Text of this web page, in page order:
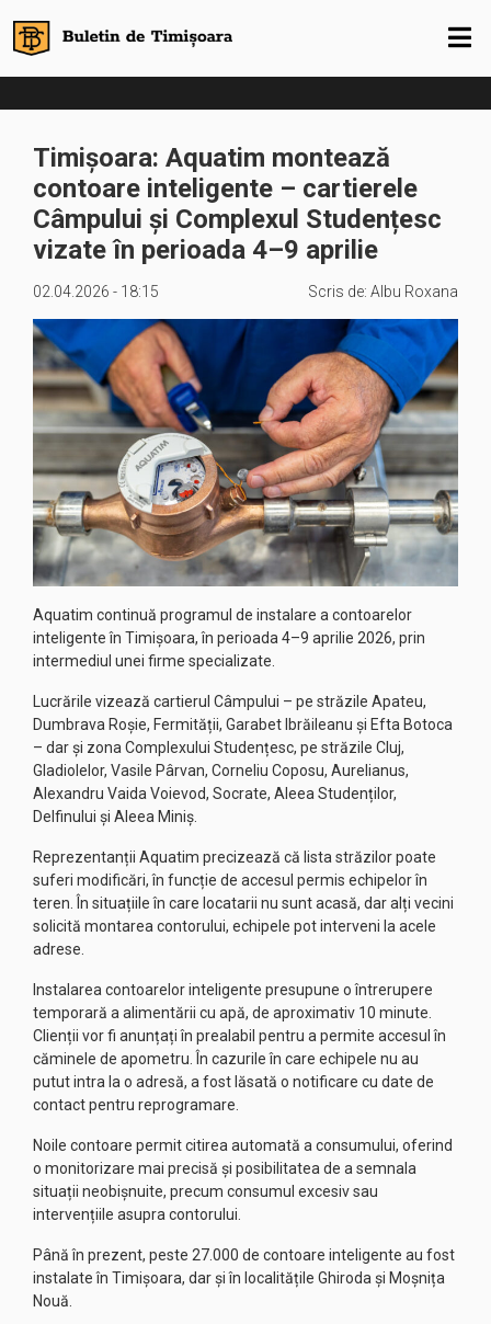
Timișoara: Aquatim montează
contoare inteligente – cartierele
Câmpului și Complexul Studențesc
vizate în perioada 4–9 aprilie
02.04.2026 - 18:15 Scris de: Albu Roxana
Aquatim continuă programul de instalare a contoarelor
inteligente în Timișoara, în perioada 4–9 aprilie 2026, prin
intermediul unei firme specializate.
Lucrările vizează cartierul Câmpului – pe străzile Apateu,
Dumbrava Roșie, Fermității, Garabet Ibrăileanu și Efta Botoca
– dar și zona Complexului Studențesc, pe străzile Cluj,
Gladiolelor, Vasile Pârvan, Corneliu Coposu, Aurelianus,
Alexandru Vaida Voievod, Socrate, Aleea Studenților,
Delfinului și Aleea Miniș.
Reprezentanții Aquatim precizează că lista străzilor poate
suferi modificări, în funcție de accesul permis echipelor în
teren. În situațiile în care locatarii nu sunt acasă, dar alți vecini
solicită montarea contorului, echipele pot interveni la acele
adrese.
Instalarea contoarelor inteligente presupune o întrerupere
temporară a alimentării cu apă, de aproximativ 10 minute.
Clienții vor fi anunțați în prealabil pentru a permite accesul în
căminele de apometru. În cazurile în care echipele nu au
putut intra la o adresă, a fost lăsată o notificare cu date de
contact pentru reprogramare.
Noile contoare permit citirea automată a consumului, oferind
o monitorizare mai precisă și posibilitatea de a semnala
situații neobișnuite, precum consumul excesiv sau
intervențiile asupra contorului.
Până în prezent, peste 27.000 de contoare inteligente au fost
instalate în Timișoara, dar și în localitățile Ghiroda și Moșnița
Nouă.